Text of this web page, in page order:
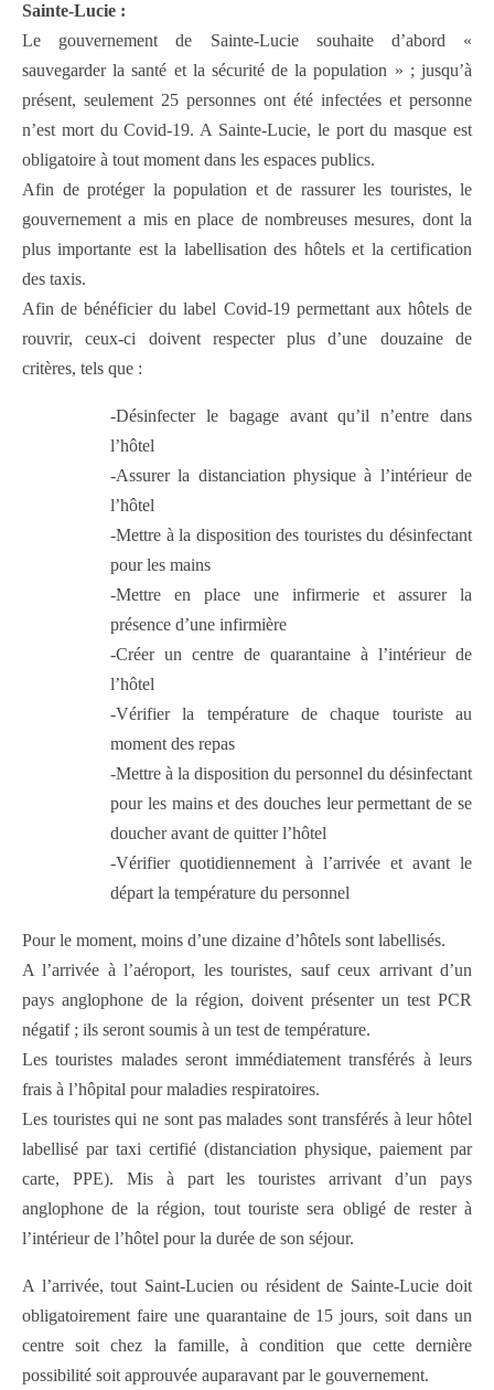
Sainte-Lucie :
Le gouvernement de Sainte-Lucie souhaite d’abord «
sauvegarder la santé et la sécurité de la population » ; jusqu’à
présent, seulement 25 personnes ont été infectées et personne
n’est mort du Covid-19. A Sainte-Lucie, le port du masque est
obligatoire à tout moment dans les espaces publics.
Afin de protéger la population et de rassurer les touristes, le
gouvernement a mis en place de nombreuses mesures, dont la
plus importante est la labellisation des hôtels et la certification
des taxis.
Afin de bénéficier du label Covid-19 permettant aux hôtels de
rouvrir, ceux-ci doivent respecter plus d’une douzaine de
critères, tels que :
-Désinfecter le bagage avant qu’il n’entre dans
l’hôtel
-Assurer la distanciation physique à l’intérieur de
l’hôtel
-Mettre à la disposition des touristes du désinfectant
pour les mains
-Mettre en place une infirmerie et assurer la
présence d’une infirmière
-Créer un centre de quarantaine à l’intérieur de
l’hôtel
-Vérifier la température de chaque touriste au
moment des repas
-Mettre à la disposition du personnel du désinfectant
pour les mains et des douches leur permettant de se
doucher avant de quitter l’hôtel
-Vérifier quotidiennement à l’arrivée et avant le
départ la température du personnel
Pour le moment, moins d’une dizaine d’hôtels sont labellisés.
A l’arrivée à l’aéroport, les touristes, sauf ceux arrivant d’un
pays anglophone de la région, doivent présenter un test PCR
négatif ; ils seront soumis à un test de température.
Les touristes malades seront immédiatement transférés à leurs
frais à l’hôpital pour maladies respiratoires.
Les touristes qui ne sont pas malades sont transférés à leur hôtel
labellisé par taxi certifié (distanciation physique, paiement par
carte, PPE). Mis à part les touristes arrivant d’un pays
anglophone de la région, tout touriste sera obligé de rester à
l’intérieur de l’hôtel pour la durée de son séjour.
A l’arrivée, tout Saint-Lucien ou résident de Sainte-Lucie doit
obligatoirement faire une quarantaine de 15 jours, soit dans un
centre soit chez la famille, à condition que cette dernière
possibilité soit approuvée auparavant par le gouvernement.